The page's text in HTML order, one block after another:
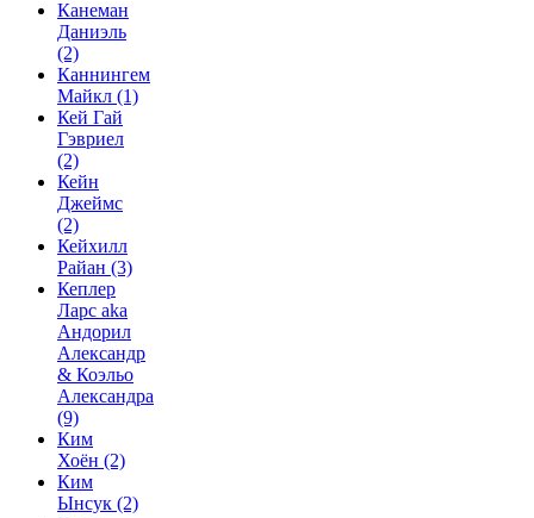
Канеман
Даниэль
(2)
Каннингем
Майкл (1)
Кей Гай
Гэвриел
(2)
Кейн
Джеймс
(2)
Кейхилл
Райан (3)
Кеплер
Ларс aka
Андорил
Александр
& Коэльо
Александра
(9)
Ким
Хоён (2)
Ким
Ынсук (2)